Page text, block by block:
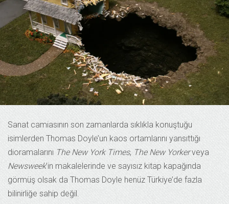
Sanat camiasının son zamanlarda sıklıkla konuştuğu
isimlerden Thomas Doyle’un kaos ortamlarını yansıttığı
dioramalarını The New York Times, The New Yorkerveya
Newsweek’in makalelerinde ve sayısız kitap kapağında
görmüş olsak da Thomas Doyle henüz Türkiye’de fazla
bilinirliğe sahip değil.